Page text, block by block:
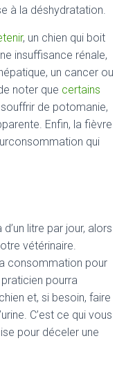
à la déshydratation.
, un chien qui boit
insuffisance rénale,
un cancer ou
noter que certains
de potomanie,
Enfin, la fièvre
qui
litre par jour, alors
vétérinaire.
consommation pour
pourra
et, si besoin, faire
C’est ce qui vous
pour déceler une